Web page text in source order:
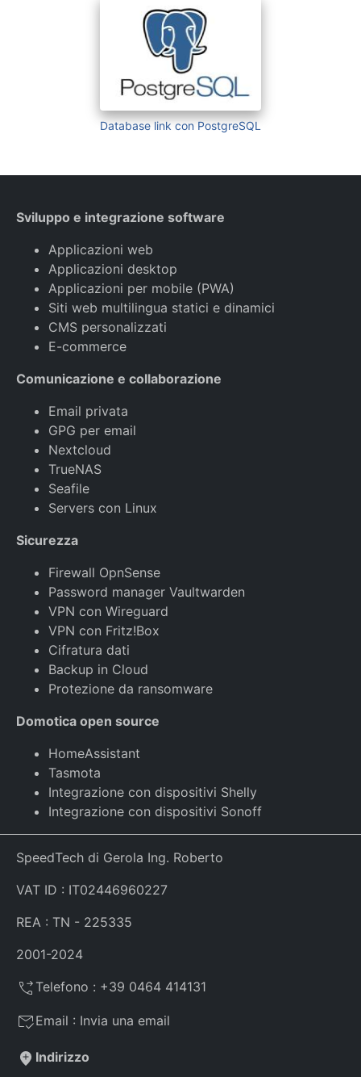
Database link con PostgreSQL
Sviluppo e integrazione software
Applicazioni web
Applicazioni desktop
Applicazioni per mobile (PWA)
Siti web multilingua statici e dinamici
CMS personalizzati
E-commerce
Comunicazione e collaborazione
Email privata
GPG per email
Nextcloud
TrueNAS
Seafile
Servers con Linux
Sicurezza
Firewall OpnSense
Password manager Vaultwarden
VPN con Wireguard
VPN con Fritz!Box
Cifratura dati
Backup in Cloud
Protezione da ransomware
Domotica open source
HomeAssistant
Tasmota
Integrazione con dispositivi Shelly
Integrazione con dispositivi Sonoff
SpeedTech di Gerola Ing. Roberto
VAT ID : IT02446960227
REA : TN - 225335
2001-2024
Telefono : +39 0464 414131
Email : Invia una email
Indirizzo